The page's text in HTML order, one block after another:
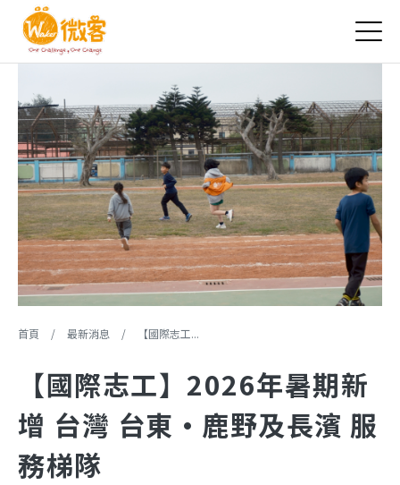
您在這裡
首頁 / 最新消息 / 【國際志工...
【國際志工】2026年暑期新
增 台灣 台東·鹿野及長濱 服
務梯隊